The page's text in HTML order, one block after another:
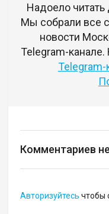
Надоело читать
Мы собрали все
новости
Telegram-
Telegram-
Комментариев
Авторизуйтесь чтобы